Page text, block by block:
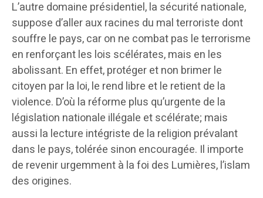
L’autre domaine présidentiel, la sécurité nationale,
suppose d’aller aux racines du mal terroriste dont
souffre le pays, car on ne combat pas le terrorisme
en renforçant les lois scélérates, mais en les
abolissant. En effet, protéger et non brimer le
citoyen par la loi, le rend libre et le retient de la
violence. D’où la réforme plus qu’urgente de la
législation nationale illégale et scélérate; mais
aussi la lecture intégriste de la religion prévalant
dans le pays, tolérée sinon encouragée. Il importe
de revenir urgemment à la foi des Lumières, l’islam
des origines.